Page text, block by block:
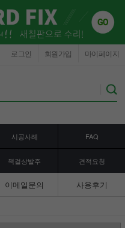
마이페이지
회원가입
로그인
시공사례 FAQ
책걸상발주 견적요청
이메일문의 사용후기